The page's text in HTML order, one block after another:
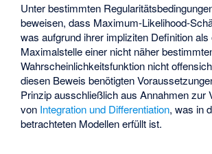
Unter bestimmten
beweisen, dass Maximum-Likelihood-
was aufgrund ihrer impliziten Definition als
Maximalstelle einer nicht näher
Wahrscheinlichkeitsfunktion nicht
diesen Beweis benötigten
Prinzip ausschließlich aus Annahmen zur
von Integration und Differentiation, was in
betrachteten Modellen erfüllt ist.